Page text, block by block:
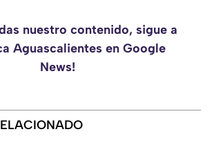
nuestro contenido, sigue a
Aguascalientes en Google
News!